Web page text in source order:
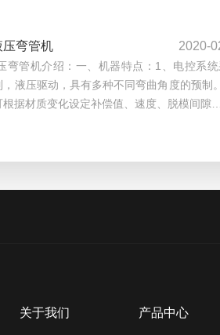
压弯管机 2020-
弯管机介绍：一、机器特点：1、电控系统
液压驱动，具有多种不同弯曲角度的预制
据材质变化设定补偿值、速度、脱模间隙…
关于我们 产品中心